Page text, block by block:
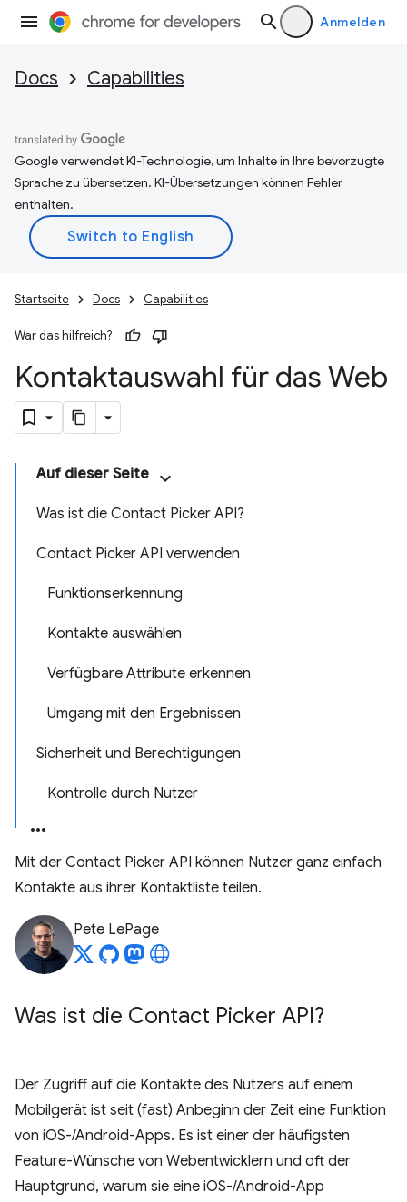
Anmelden
Docs Capabilities
Google verwendet KI-Technologie, um Inhalte in Ihre bevorzugte
Sprache zu übersetzen. KI-Übersetzungen können Fehler
enthalten.
Startseite Docs Capabilities
War das hilfreich?
Kontaktauswahl für das Web
Auf dieser Seite
Was ist die Contact Picker API?
Contact Picker API verwenden
Funktionserkennung
Kontakte auswählen
Verfügbare Attribute erkennen
Umgang mit den Ergebnissen
Sicherheit und Berechtigungen
Kontrolle durch Nutzer
Mit der Contact Picker API können Nutzer ganz einfach
Kontakte aus ihrer Kontaktliste teilen.
Pete LePage
Was ist die Contact Picker API?
Der Zugriff auf die Kontakte des Nutzers auf einem
Mobilgerät ist seit (fast) Anbeginn der Zeit eine Funktion
von iOS-/Android-Apps. Es ist einer der häufigsten
Feature-Wünsche von Webentwicklern und oft der
Hauptgrund, warum sie eine iOS-/Android-App